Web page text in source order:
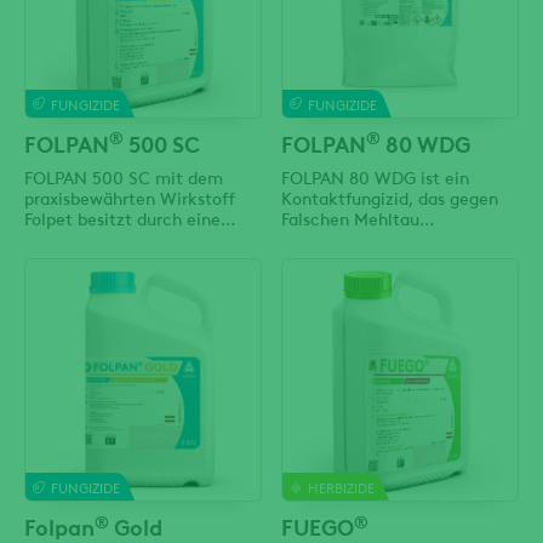
FUNGIZIDE
FOLPAN® 500 SC
FOLPAN 500 SC mit dem
praxisbewährten Wirkstoff
Folpet besitzt durch eine
spezielle Formulierung eine
in der Spritzflüssigkeit,
Haftfähigkeit,
SC schont Raubmilben und
andere Nützlinge.
FUNGIZIDE
FOLPAN® 80 WDG
FOLPAN 80 WDG ist ein
Kontaktfungizid, das gegen
Falschen Mehltau
tracheiphila) und
Schwarzfleckenkrankheit
Wirkstoff Folpet gehört zur
chemischen Gruppe der beta-
Phthalimide. Es bildet einen
FUNGIZIDE
Folpan® Gold
HERBIZIDE
FUEGO®